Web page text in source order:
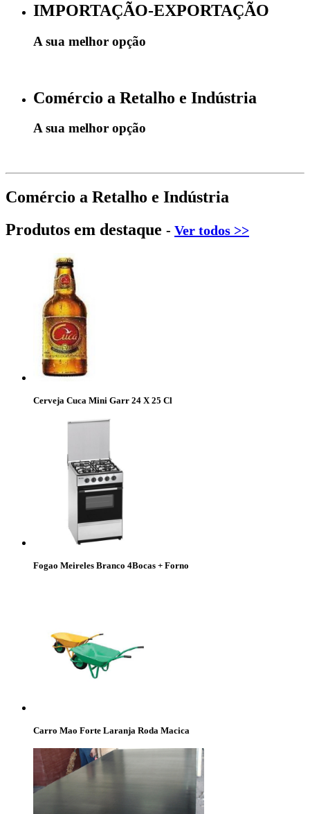
IMPORTAÇÃO-EXPORTAÇÃO
A sua melhor opção
Comércio a Retalho e Indústria
A sua melhor opção
Comércio a Retalho e Indústria
Produtos em destaque - Ver todos >>
Cerveja Cuca Mini Garr 24 X 25 Cl
Fogao Meireles Branco 4Bocas + Forno
Carro Mao Forte Laranja Roda Macica